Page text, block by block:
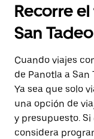
Recorre
San
Cuando viajes
de Panotla a
Ya sea que solo
una opción de
y presupuesto.
considera